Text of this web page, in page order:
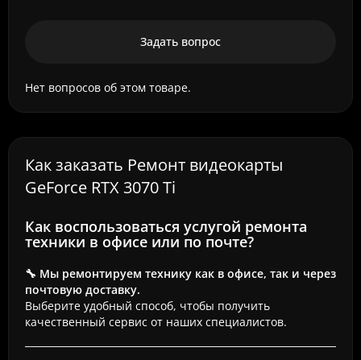
Задать вопрос
Нет вопросов об этом товаре.
Как заказать Ремонт видеокарты
GeForce RTX 3070 Ti
Как воспользоваться услугой ремонта
техники в офисе или по почте?
🔧 Мы ремонтируем технику как в офисе, так и через
почтовую доставку.
Выберите удобный способ, чтобы получить
качественный сервис от наших специалистов.